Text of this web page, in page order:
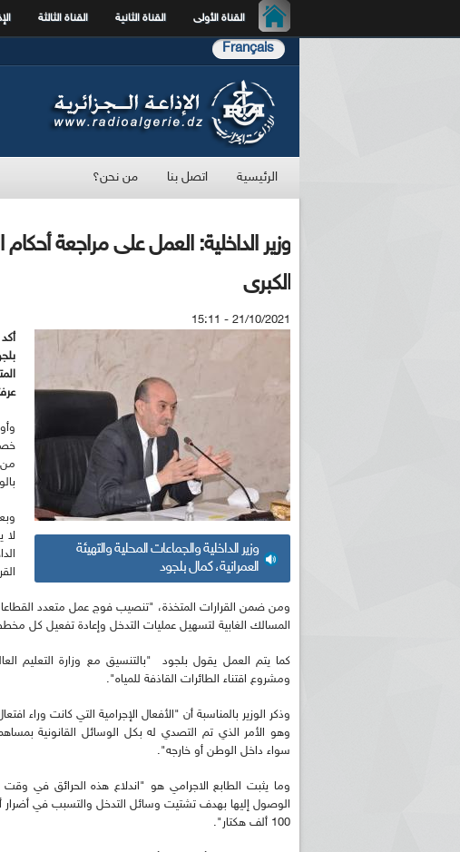
القناة الأولى القناة الثانية القناة الثالثة
Français
الرئيسية اتصل بنا من نحن؟
وزير الداخلية: العمل على مراجعة أحكام
الكبرى
21/10/2021 - 15:11
وزير الداخلية والجماعات المحلية والتهيئة
العمرانية، كمال بلجود
من
ومن ضمن القرارات المتخذة، "تنصيب فوج عمل متعدد
المسالك الغابية لتسهيل عمليات التدخل وإعادة تفعيل كل
كما يتم العمل يقول بلجود "بالتنسيق مع وزارة التعليم
ومشروع اقتناء الطائرات القاذفة للمياه".
وذكر الوزير بالمناسبة أن "الأفعال الإجرامية التي كانت وراء
وهو الأمر الذي تم التصدي له بكل الوسائل القانونية
سواء داخل الوطن أو خارجه".
وما يثبت الطابع الاجرامي هو "اندلاع هذه الحرائق في
الوصول إليها بهدف تشتيت وسائل التدخل والتسبب في
100 ألف هكتار".